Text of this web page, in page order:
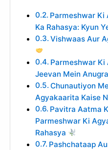
Parmeshwar Ki
Ka Rahasya: Kyun
Vishwaas Aur
Parmeshwar
Jeevan Mein
Chunautiyon
Agyakaarita Kaise
Pavitra Aatma
Parmeshwar Ki
Rahasya
Pashchataap